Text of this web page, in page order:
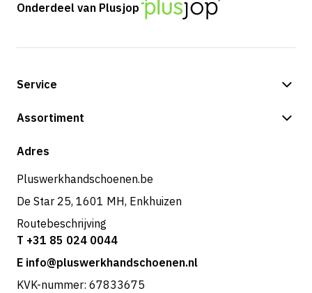
Onderdeel van Plusjop
Service
Betalingsmogelijkheden
Assortiment
Shop
Adres
Pluswerkhandschoenen.be
De Star 25, 1601 MH, Enkhuizen
Routebeschrijving
T +31 85 024 0044
E info@pluswerkhandschoenen.nl
KVK-nummer: 67833675